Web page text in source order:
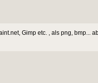
Gimp etc. , als png, bmp...